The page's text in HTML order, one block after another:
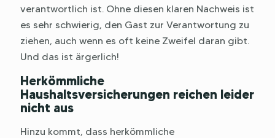
verantwortlich ist. Ohne diesen klaren Nachweis ist
es sehr schwierig, den Gast zur Verantwortung zu
ziehen, auch wenn es oft keine Zweifel daran gibt.
Und das ist ärgerlich!
Herkömmliche
Haushaltsversicherungen reichen leider
nicht aus
Hinzu kommt, dass herkömmliche